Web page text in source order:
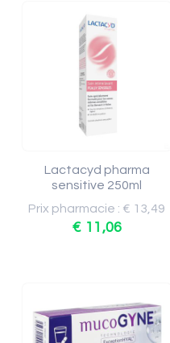
Lactacyd pharma
sensitive 250ml
Prix pharmacie : € 13,49
€ 11,06